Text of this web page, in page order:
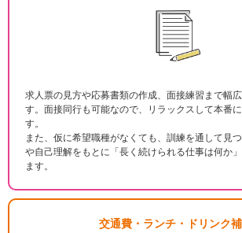
求人票の見方や応募書類の作成、面接練習まで幅
す。面接同行も可能なので、リラックスして本番
す。
また、仮に希望職種がなくても、訓練を通して見
や自己理解をもとに「長く続けられる仕事は何か
ます。
交通費・ランチ・ドリンク